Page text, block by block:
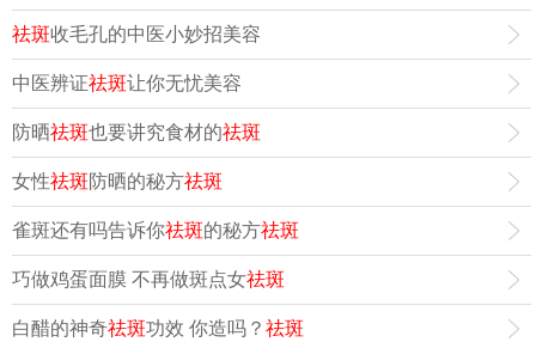
祛斑收毛孔的中医小妙招美容
中医辨证祛斑让你无忧美容
防晒祛斑也要讲究食材的祛斑
女性祛斑防晒的秘方祛斑
雀斑还有吗告诉你祛斑的秘方祛斑
巧做鸡蛋面膜 不再做斑点女祛斑
白醋的神奇祛斑功效 你造吗？ 祛斑